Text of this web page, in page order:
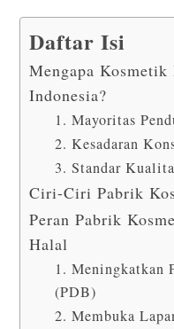
Daftar Isi
Mengapa
Indonesia?
1. Mayoritas
2. Kesadaran
3. Standar
Ciri-Ciri Pabrik
Peran Pabrik
Halal
1. Meningkatkan
(PDB)
2. Membuka